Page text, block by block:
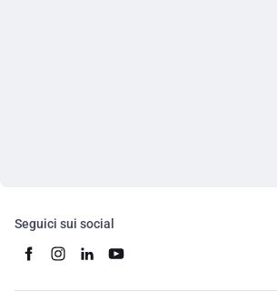
Seguici sui social